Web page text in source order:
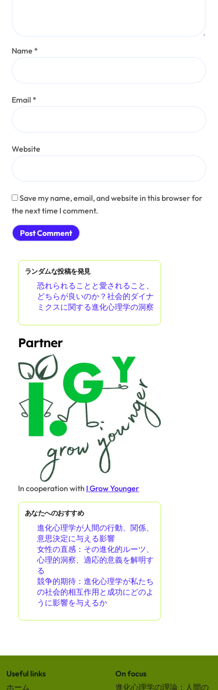
Name *
Email *
Website
Save my name, email, and website in this browser for
the next time I comment.
ランダムな投稿を発見
恐れられることと愛されること、
どちらが良いのか？社会的ダイナ
ミクスに関する進化心理学の洞察
Partner
In cooperation with I Grow Younger
あなたへのおすすめ
進化心理学が人間の行動、関係、
意思決定に与える影響
女性の直感：その進化的ルーツ、
心理的洞察、適応的意義を解明す
る
競争的期待：進化心理学が私たち
の社会的相互作用と成功にどのよ
うに影響を与えるか
Useful links
ホーム
On focus
進化心理学の理論：人間の